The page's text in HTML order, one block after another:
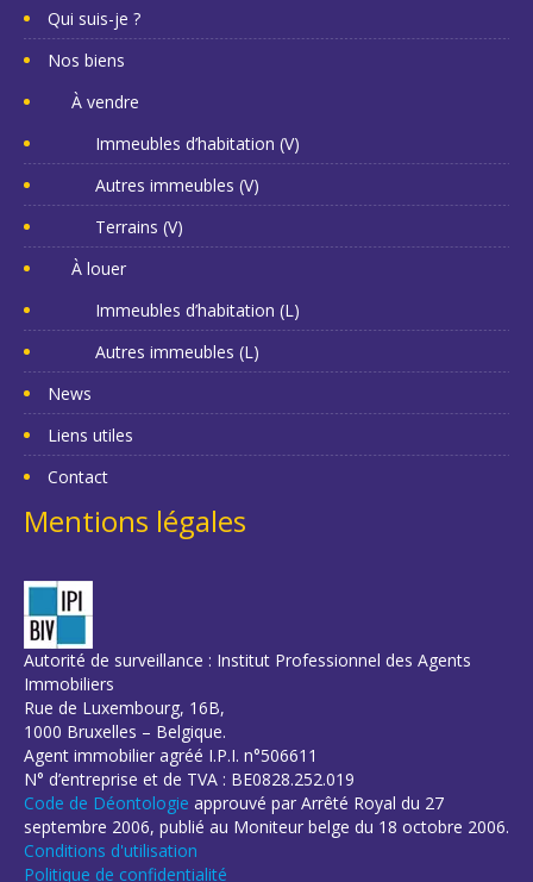
Qui suis-je ?
Nos biens
À vendre
Immeubles d’habitation (V)
Autres immeubles (V)
Terrains (V)
À louer
Immeubles d’habitation (L)
Autres immeubles (L)
News
Liens utiles
Contact
Mentions légales
Autorité de surveillance : Institut Professionnel des Agents
Immobiliers
Rue de Luxembourg, 16B,
1000 Bruxelles – Belgique.
Agent immobilier agréé I.P.I. n°506611
N° d’entreprise et de TVA : BE0828.252.019
Code de Déontologie approuvé par Arrêté Royal du 27
septembre 2006, publié au Moniteur belge du 18 octobre 2006.
Conditions d'utilisation
Politique de confidentialité